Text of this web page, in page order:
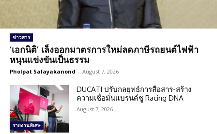
ข่าวสาร
‘เอกนิติ’ เล็งออกมาตรการใหม่ลดภาษีรถยนต์ไฟฟ้า
หนุนแข่งขันเป็นธรรม
Pholpat Salayakanond - August 7, 2026
รายงานพิเศษ
DUCATI ปรับกลยุทธ์การสื่อสาร-สร้าง
ความเชื่อมั่นแบรนด์ชู Racing DNA
August 7, 2026